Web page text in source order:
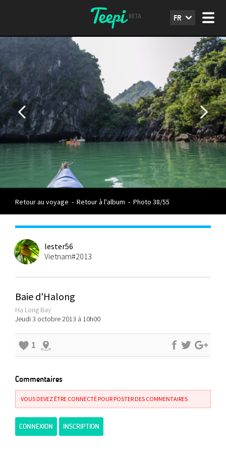
FR
Retour au voyage - Retour à l'album - Photo 38/55
lester56
Vietnam#2013
Baie d'Halong
Hạ Long Bay
Jeudi 3 octobre 2013 à 10h00
1
Commentaires
VOUS DEVEZ ÊTRE CONNECTÉ POUR POSTER DES COMMENTAIRES
CONNEXION INSCRIPTION